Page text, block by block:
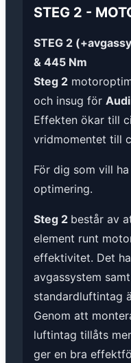
STEG 2 -
STEG 2
& 445 Nm
Steg 2
och insug för
Effekten ökar till
vridmomentet till
För dig som vill
optimering.
Steg 2 består av
element runt
effektivitet. Det
avgassystem
standardluftintag
Genom att
luftintag tillåts
ger en bra